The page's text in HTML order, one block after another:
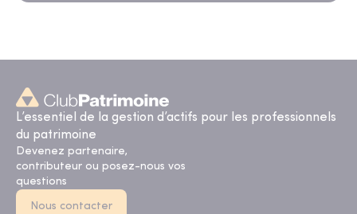
L’essentiel de la gestion d’actifs pour les professionnels
du patrimoine
Devenez partenaire,
contributeur ou posez-nous vos
questions
Nous contacter